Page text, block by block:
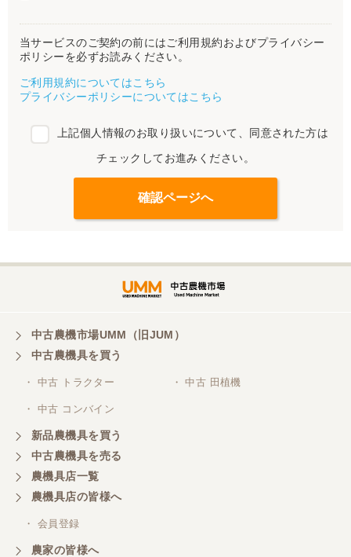
当サービスのご契約の前にはご利用規約およびプライバシー
ポリシーを必ずお読みください。
ご利用規約についてはこちら
プライバシーポリシーについてはこちら
上記個人情報のお取り扱いについて、同意された方は
チェックしてお進みください。
中古農機市場UMM（旧JUM）
中古農機具を買う
・ 中古 トラクター ・ 中古 田植機
・ 中古 コンバイン
新品農機具を買う
中古農機具を売る
農機具店一覧
農機具店の皆様へ
・ 会員登録
農家の皆様へ